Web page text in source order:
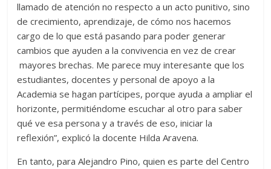
llamado de atención no respecto a un acto punitivo, sino
de crecimiento, aprendizaje, de cómo nos hacemos
cargo de lo que está pasando para poder generar
cambios que ayuden a la convivencia en vez de crear
mayores brechas. Me parece muy interesante que los
estudiantes, docentes y personal de apoyo a la
Academia se hagan partícipes, porque ayuda a ampliar el
horizonte, permitiéndome escuchar al otro para saber
qué ve esa persona y a través de eso, iniciar la
reflexión”, explicó la docente Hilda Aravena.
En tanto, para Alejandro Pino, quien es parte del Centro